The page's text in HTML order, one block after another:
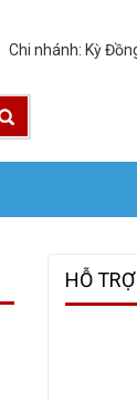
Chi nhánh: Kỳ
HỖ